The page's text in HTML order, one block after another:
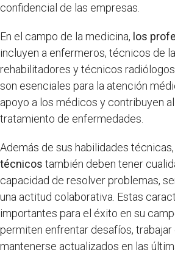
confidencial de las empresas.
En el campo de la medicina, los
incluyen a enfermeros, técnicos de
rehabilitadores y técnicos
son esenciales para la atención
apoyo a los médicos y contribuyen
tratamiento de enfermedades.
Además de sus habilidades técnicas,
técnicos también deben tener
capacidad de resolver problemas,
una actitud colaborativa. Estas
importantes para el éxito en su
permiten enfrentar desafíos, trabajar
mantenerse actualizados en las